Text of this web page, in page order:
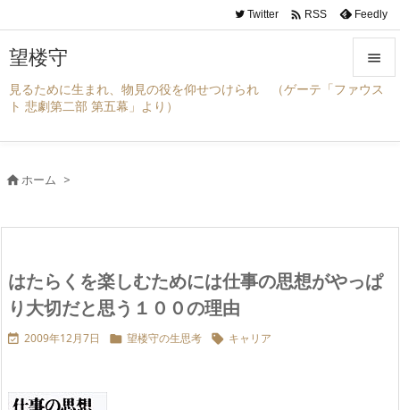
望楼守
見るために生まれ、物見の役を仰せつけられ （ゲーテ「ファウス
ト 悲劇第二部 第五幕」より）




Twitter  RSS Feedly
ホーム >
はたらくを楽しむためには仕事の思想がやっぱ
り大切だと思う１００の理由
 2009年12月7日  望楼守の生思考  キャリア